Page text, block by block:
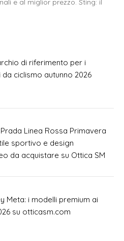
e al miglior prezzo. Sting: il
di riferimento per i
ciclismo autunno 2026
Linea Rossa Primavera
sportivo e design
da acquistare su Ottica SM
Meta: i modelli premium ai
su otticasm.com